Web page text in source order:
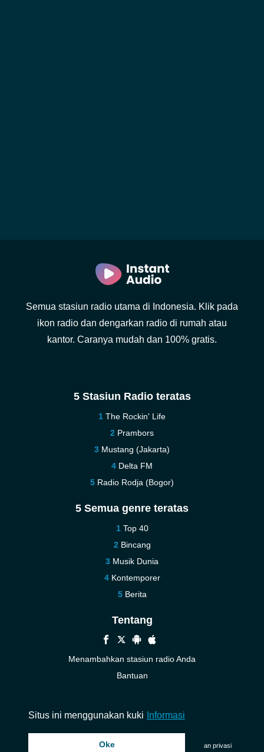
Semua stasiun radio utama di Indonesia. Klik pada
ikon radio dan dengarkan radio di rumah atau
kantor. Caranya mudah dan 100% gratis.
5 Stasiun Radio teratas
The Rockin' Life
Prambors
Mustang (Jakarta)
Delta FM
Radio Rodja (Bogor)
5 Semua genre teratas
Top 40
Bincang
Musik Dunia
Kontemporer
Berita
Tentang
Menambahkan stasiun radio Anda
Bantuan
© 2026 InstantAudio. Seluruh hak cipta. ・ Kebijakan privasi
Situs ini menggunakan kuki Informasi
Oke